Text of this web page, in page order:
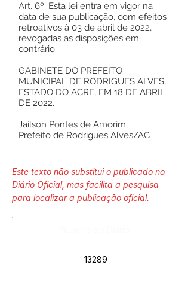
Art. 6º. Esta lei entra em vigor na
data de sua publicação, com efeitos
retroativos à 03 de abril de 2022,
revogadas as disposições em
contrário.
GABINETE DO PREFEITO
MUNICIPAL DE RODRIGUES ALVES,
ESTADO DO ACRE, EM 18 DE ABRIL
DE 2022.
Jailson Pontes de Amorim
Prefeito de Rodrigues Alves/AC
Este texto não substitui o publicado no
Diário Oficial, mas facilita a pesquisa
para localizar a publicação oficial.
13289